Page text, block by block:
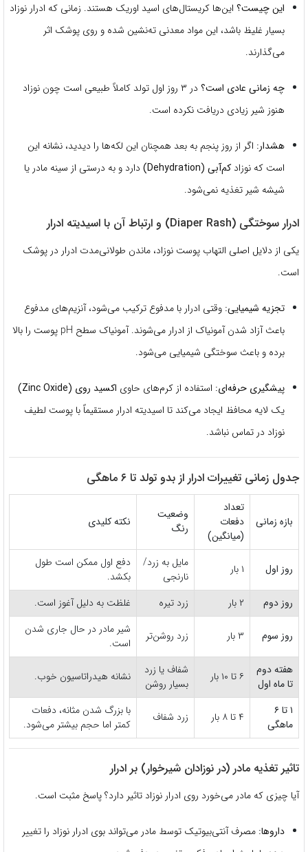
این چیست؟ این‌ها کریستال‌های اسید اوریک هستند. زمانی که ادرار نوزاد
بسیار غلیظ باشد، این مواد معدنی ته‌نشین شده و روی پوشک اثر
می‌گذارند.
چه زمانی عادی است؟
در ۳ روز اول تولد کاملاً طبیعی است چون نوزاد
هنوز شیر زیادی دریافت نکرده است.
هشدار: اگر از روز پنجم به بعد همچنان این لکه‌ها را دیدید، نشانه این
است که نوزاد کم‌آبی (Dehydration)
دارد و به درستی از سینه مادر یا
شیشه شیر تغذیه نمی‌شود.
ادرار سوختگی (Diaper Rash) و ارتباط آن با اسیدیته ادرار
یکی از دلایل اصلی التهاب پوست نوزاد، ماندن طولانی‌مدت ادرار در پوشک
است.
تجزیه شیمیایی: وقتی ادرار با مدفوع ترکیب می‌شود، آنزیم‌های مدفوع
باعث آزاد شدن آمونیاک از ادرار می‌شوند. آمونیاک سطح pH پوست را بالا
برده و باعث سوختگی شیمیایی می‌شود.
پیشگیری حرفه‌ای: استفاده از کرم‌های حاوی اکسید روی (Zinc Oxide)
یک لایه محافظ ایجاد می‌کند تا اسیدیته ادرار مستقیماً با پوست لطیف
نوزاد در تماس نباشد.
جدول زمانی تغییرات ادرار از بدو تولد تا ۶ ماهگی
بازه زمانی
تعداد
دفعات
(میانگین)
وضعیت
رنگ
نکته کلیدی
روز اول ۱ بار
مایل به زرد/
نارنجی
دفع اول ممکن است طول
بکشد.
روز دوم
۲ بار زرد تیره غلظت به دلیل آغوز است.
روز سوم ۳ بار زرد روشن‌تر
شیر مادر در حال جاری شدن
است.
هفته دوم
تا ماه اول
۶ تا ۱۰ بار
شفاف یا زرد
بسیار روشن
نشانه هیدراتاسیون خوب.
۱ تا ۶
ماهگی
۴ تا ۸ بار زرد شفاف
با بزرگ شدن مثانه، دفعات
کمتر اما حجم بیشتر می‌شود.
تاثیر تغذیه مادر (در نوزادان شیرخوار) بر ادرار
آیا چیزی که مادر می‌خورد روی ادرار نوزاد تاثیر دارد؟ پاسخ مثبت است.
داروها: مصرف آنتی‌بیوتیک توسط مادر می‌تواند بوی ادرار نوزاد را تغییر